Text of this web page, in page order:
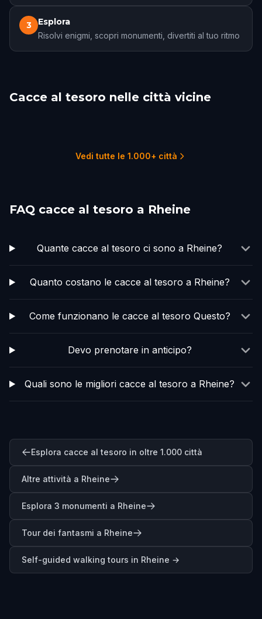
3 Esplora
Risolvi enigmi, scopri monumenti, divertiti al tuo ritmo
Cacce al tesoro nelle città vicine
Vedi tutte le 1.000+ città
FAQ cacce al tesoro a Rheine
Quante cacce al tesoro ci sono a Rheine?
Quanto costano le cacce al tesoro a Rheine?
Come funzionano le cacce al tesoro Questo?
Devo prenotare in anticipo?
Quali sono le migliori cacce al tesoro a Rheine?
Esplora cacce al tesoro in oltre 1.000 città
Altre attività a Rheine
Esplora 3 monumenti a Rheine
Tour dei fantasmi a Rheine
Self-guided walking tours in Rheine →